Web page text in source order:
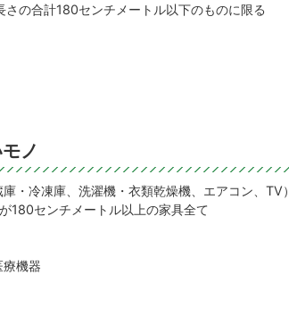
の合計180センチメートル以下のものに限る
ノ
・冷凍庫、洗濯機・衣類乾燥機、エアコン、TV）
180センチメートル以上の家具全て
機器